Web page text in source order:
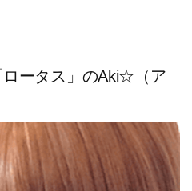
ロータス」のAki☆（ア